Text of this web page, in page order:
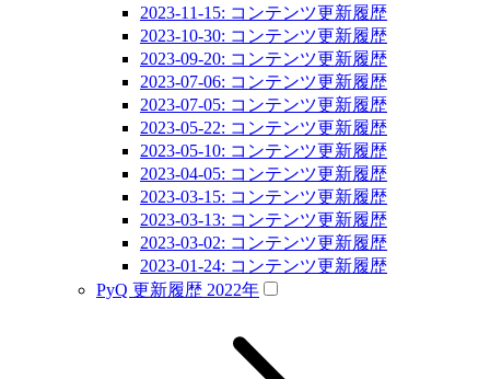
2023-11-15: コンテンツ更新履歴
2023-10-30: コンテンツ更新履歴
2023-09-20: コンテンツ更新履歴
2023-07-06: コンテンツ更新履歴
2023-07-05: コンテンツ更新履歴
2023-05-22: コンテンツ更新履歴
2023-05-10: コンテンツ更新履歴
2023-04-05: コンテンツ更新履歴
2023-03-15: コンテンツ更新履歴
2023-03-13: コンテンツ更新履歴
2023-03-02: コンテンツ更新履歴
2023-01-24: コンテンツ更新履歴
PyQ 更新履歴 2022年